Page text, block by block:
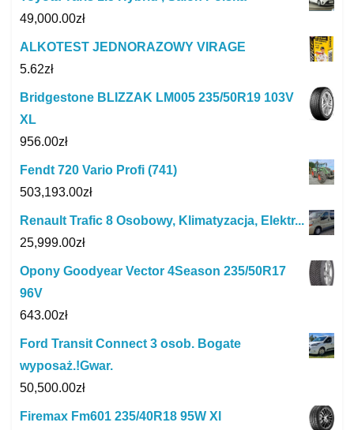
49,000.00zł
ALKOTEST JEDNORAZOWY VIRAGE
5.62zł
Bridgestone BLIZZAK LM005 235/50R19 103V
XL
956.00zł
Fendt 720 Vario Profi (741)
503,193.00zł
Renault Trafic 8 Osobowy, Klimatyzacja, Elektr...
25,999.00zł
Opony Goodyear Vector 4Season 235/50R17
96V
643.00zł
Ford Transit Connect 3 osob. Bogate
wyposaż.!Gwar.
50,500.00zł
Firemax Fm601 235/40R18 95W Xl